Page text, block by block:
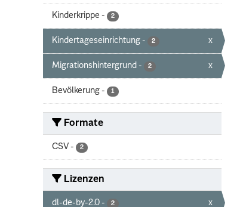
Kinderkrippe - 2
Kindertageseinrichtung - 2 x
Migrationshintergrund - 2 x
Bevölkerung - 1
Formate
CSV - 2
Lizenzen
dl-de-by-2.0 - 2 x